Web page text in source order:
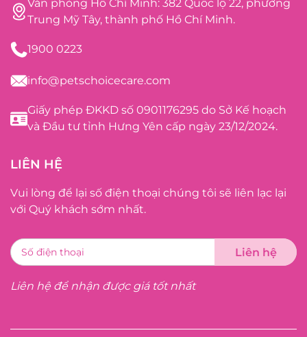
Văn phòng Hồ Chí Minh: 382 Quốc lộ 22, phường
Trung Mỹ Tây, thành phố Hồ Chí Minh.
1900 0223
info@petschoicecare.com
Giấy phép ĐKKD số 0901176295 do Sở Kế hoạch
và Đầu tư tỉnh Hưng Yên cấp ngày 23/12/2024.
LIÊN HỆ
Vui lòng để lại số điện thoại chúng tôi sẽ liên lạc lại
với Quý khách sớm nhất.
Liên hệ để nhận được giá tốt nhất